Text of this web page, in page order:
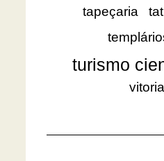
tapeçaria
turismo